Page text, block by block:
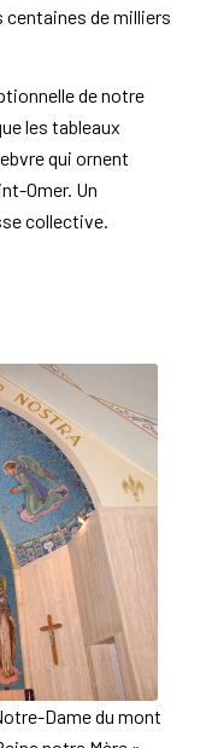
de milliers
de notre
les tableaux
qui ornent
Omer. Un
collective.
Dame du mont